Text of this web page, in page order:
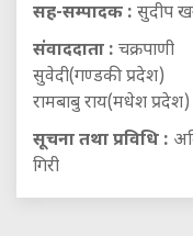
सह-सम्पादक : सुदीप
संवाददाता : चक्रपाणी
सुवेदी(गण्डकी प्रदेश)
रामबाबु राय(मधेश प्रदेश)
सूचना तथा प्रविधि :
गिरी